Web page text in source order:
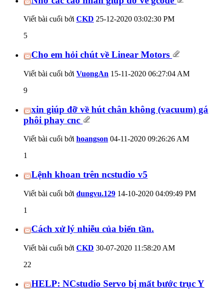
Viết bài cuối bởi CKD 25-12-2020 03:02:30 PM
5
Cho em hỏi chút về Linear Motors
Viết bài cuối bởi VuongAn 15-11-2020 06:27:04 AM
9
xin giúp đỡ về hút chân không (vacuum) gá
phôi phay cnc
Viết bài cuối bởi hoangson 04-11-2020 09:26:26 AM
1
Lệnh khoan trên ncstudio v5
Viết bài cuối bởi dungvu.129 14-10-2020 04:09:49 PM
1
Cách xử lý nhiễu của biến tần.
Viết bài cuối bởi CKD 30-07-2020 11:58:20 AM
22
HELP: NCstudio Servo bị mất bước trục Y